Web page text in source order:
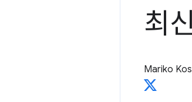
최
Mariko